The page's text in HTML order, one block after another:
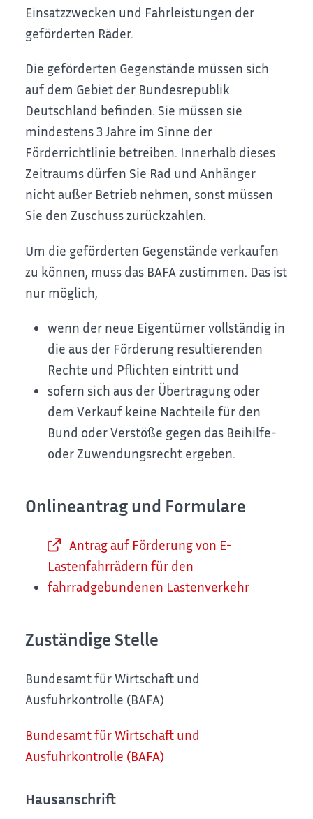
Einsatzzwecken und Fahrleistungen der
geförderten Räder.
Die geförderten Gegenstände müssen sich
auf dem Gebiet der Bundesrepublik
Deutschland befinden. Sie müssen sie
mindestens 3 Jahre im Sinne der
Förderrichtlinie betreiben. Innerhalb dieses
Zeitraums dürfen Sie Rad und Anhänger
nicht außer Betrieb nehmen, sonst müssen
Sie den Zuschuss zurückzahlen.
Um die geförderten Gegenstände verkaufen
zu können, muss das BAFA zustimmen. Das ist
nur möglich,
wenn der neue Eigentümer vollständig in
die aus der Förderung resultierenden
Rechte und Pflichten eintritt und
sofern sich aus der Übertragung oder
dem Verkauf keine Nachteile für den
Bund oder Verstöße gegen das Beihilfe-
oder Zuwendungsrecht ergeben.
Onlineantrag und Formulare
Antrag auf Förderung von E-
Lastenfahrrädern für den
fahrradgebundenen Lastenverkehr
Zuständige Stelle
Bundesamt für Wirtschaft und
Ausfuhrkontrolle (BAFA)
Bundesamt für Wirtschaft und
Ausfuhrkontrolle (BAFA)
Hausanschrift